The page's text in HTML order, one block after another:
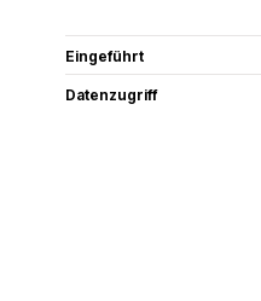
Eingeführt
Datenzugriff